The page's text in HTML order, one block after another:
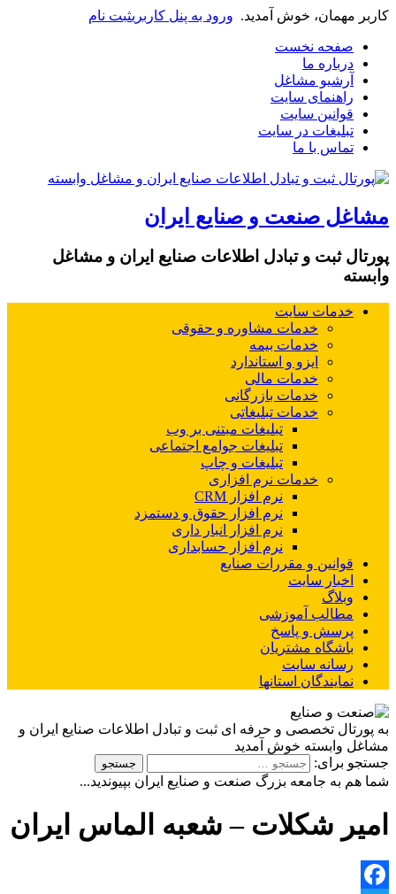
کاربر مهمان، خوش آمدید. ورود به پنل کاربریثبت نام
صفحه نخست
درباره ما
آرشیو مشاغل
راهنمای سایت
قوانین سایت
تبلیغات در سایت
تماس با ما
مشاغل صنعت و صنایع ایران
پورتال ثبت و تبادل اطلاعات صنایع ایران و مشاغل
وابسته
خدمات سایت
خدمات مشاوره و حقوقی
خدمات بیمه
ایزو و استاندارد
خدمات مالی
خدمات بازرگانی
خدمات تبلیغاتی
تبلیغات مبتنی بر وب
تبلیغات جوامع اجتماعی
تبلیغات و چاپ
خدمات نرم افزاری
نرم افزار CRM
نرم افزار حقوق و دستمزد
نرم افزار انبار داری
نرم افزار حسابداری
قوانین و مقررات صنایع
اخبار سایت
وبلاگ
مطالب آموزشی
پرسش و پاسخ
باشگاه مشتریان
رسانه سایت
نمایندگان استانها
به پورتال تخصصی و حرفه ای ثبت و تبادل اطلاعات صنایع ایران و
مشاغل وابسته خوش آمدید
جستجو برای:
شما هم به جامعه بزرگ صنعت و صنایع ایران بپیوندید...
امیر شکلات – شعبه الماس ایران